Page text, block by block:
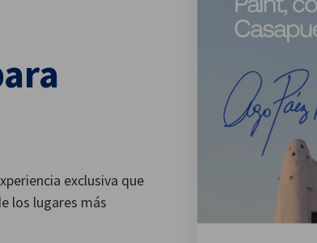
exclusiva que
los lugares más